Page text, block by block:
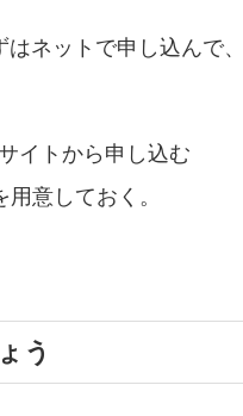
ネットで申し込んで
イトから申し込む
意しておく。
う